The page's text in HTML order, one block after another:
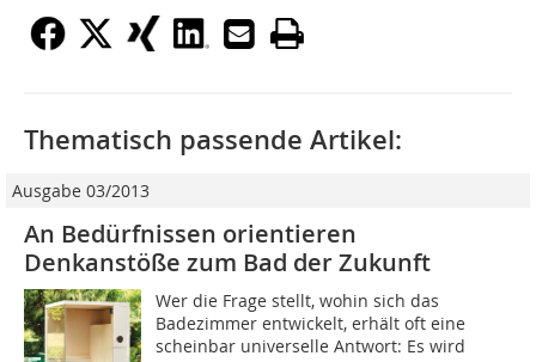
Thematisch passende Artikel:
Ausgabe 03/2013
An Bedürfnissen orientieren
Denkanstöße zum Bad der Zukunft
Wer die Frage stellt, wohin sich das
Badezimmer entwickelt, erhält oft eine
scheinbar universelle Antwort: Es wird